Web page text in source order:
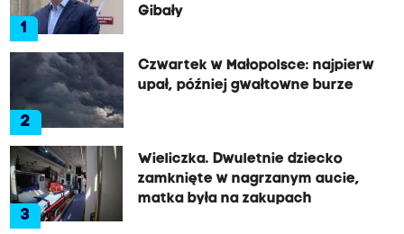
1
Gibały
2
Czwartek w Małopolsce: najpierw
upał, później gwałtowne burze
3
Wieliczka. Dwuletnie dziecko
zamknięte w nagrzanym aucie,
matka była na zakupach